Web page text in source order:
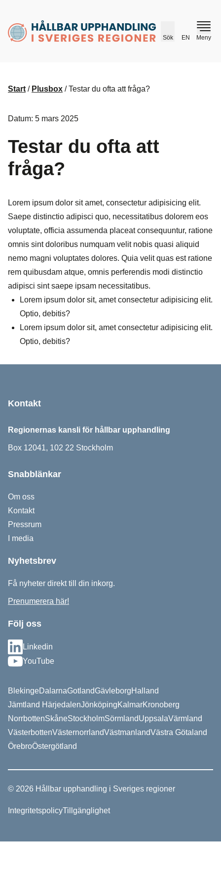
husr.se
Sök EN Meny
Start / Plusbox /Testar du ofta att fråga?
Datum: 5 mars 2025
Testar du ofta att
fråga?
Lorem ipsum dolor sit amet, consectetur adipisicing elit.
Saepe distinctio adipisci quo, necessitatibus dolorem eos
voluptate, officia assumenda placeat consequuntur, ratione
omnis sint doloribus numquam velit nobis quasi aliquid
nemo magni voluptates dolores. Quia velit quas est ratione
rem quibusdam atque, omnis perferendis modi distinctio
adipisci sint saepe ipsam necessitatibus.
Lorem ipsum dolor sit, amet consectetur adipisicing elit.
Optio, debitis?
Lorem ipsum dolor sit, amet consectetur adipisicing elit.
Optio, debitis?
Kontakt
Regionernas kansli för hållbar upphandling
Box 12041, 102 22 Stockholm
Snabblänkar
Om oss
Kontakt
Pressrum
I media
Nyhetsbrev
Få nyheter direkt till din inkorg.
Prenumerera här!
Följ oss
Linkedin
YouTube
BlekingeDalarnaGotlandGävleborgHalland
Jämtland HärjedalenJönköpingKalmarKronoberg
NorrbottenSkåneStockholmSörmlandUppsalaVärmland
VästerbottenVästernorrlandVästmanlandVästra Götaland
ÖrebroÖstergötland
© 2026 Hållbar upphandling i Sveriges regioner
IntegritetspolicyTillgänglighet